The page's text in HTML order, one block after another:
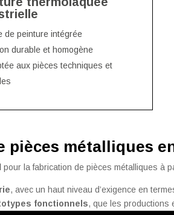
de peinture intégrée
durable et homogène
aux pièces techniques et
pièces métalliques
pour la fabrication de pièces métalliques à
, avec un haut niveau d’exigence en
fonctionnels, que les productions